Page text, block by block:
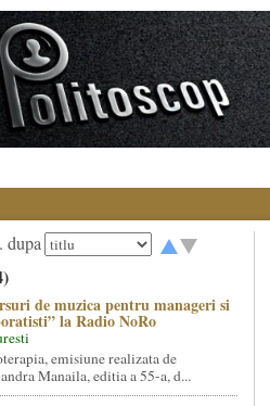
dupa
de muzica pentru manageri si
la Radio NoRo
emisiune realizata de
Manaila, editia a 55-a, d...